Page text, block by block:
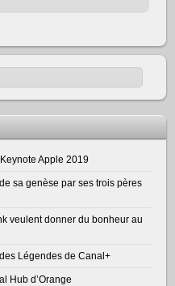
Apple 2019
sa genèse par ses trois pères
veulent donner du bonheur au
Légendes de Canal+
Hub d’Orange